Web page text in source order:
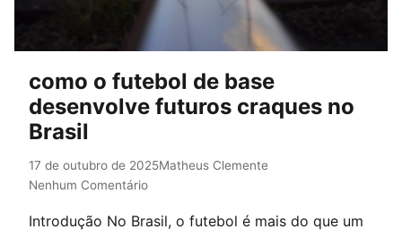
como o futebol de base
desenvolve futuros craques no
Brasil
17 de outubro de 2025Matheus Clemente
Nenhum Comentário
Introdução No Brasil, o futebol é mais do que um